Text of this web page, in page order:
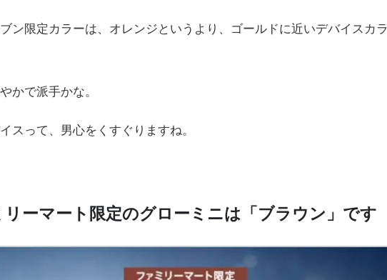
ン限定カラーは、オレンジというより、ゴールドに近いデバイスカラ
かで派手かな。
スって、男心をくすぐりますね。
リーマート限定のグローミニは「ブラウン」です